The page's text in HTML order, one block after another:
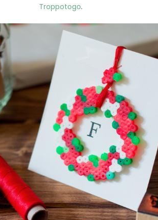
Troppotogo.